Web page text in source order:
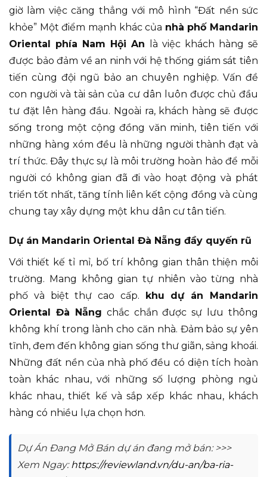
giờ làm việc căng thẳng với mô hình “Đất nền sức
khỏe” Một điểm mạnh khác của nhà phố Mandarin
Oriental phía Nam Hội An là việc khách hàng sẽ
được bảo đảm về an ninh với hệ thống giám sát tiên
tiến cùng đội ngũ bảo an chuyên nghiệp. Vấn đề
con người và tài sản của cư dân luôn được chủ đầu
tư đặt lên hàng đầu. Ngoài ra, khách hàng sẽ được
sống trong một cộng đồng văn minh, tiên tiến với
những hàng xóm đều là những người thành đạt và
trí thức. Đây thực sự là môi trường hoàn hảo để mỗi
người có không gian đã đi vào hoạt động và phát
triển tốt nhất, tăng tính liên kết cộng đồng và cùng
chung tay xây dựng một khu dân cư tân tiến.
Dự án Mandarin Oriental Đà Nẵng đầy quyến rũ
Với thiết kế tỉ mỉ, bố trí không gian thân thiện môi
trường. Mang không gian tự nhiên vào từng nhà
phố và biệt thự cao cấp. khu dự án Mandarin
Oriental Đà Nẵng chắc chắn được sự lưu thông
không khí trong lành cho căn nhà. Đảm bảo sự yên
tĩnh, đem đến không gian sống thư giãn, sảng khoái.
Những đất nền của nhà phố đều có diện tích hoàn
toàn khác nhau, với những số lượng phòng ngủ
khác nhau, thiết kế và sắp xếp khác nhau, khách
hàng có nhiều lựa chọn hơn.
Dự Án Đang Mở Bán dự án đang mở bán: >>>
Xem Ngay: https://reviewland.vn/du-an/ba-ria-